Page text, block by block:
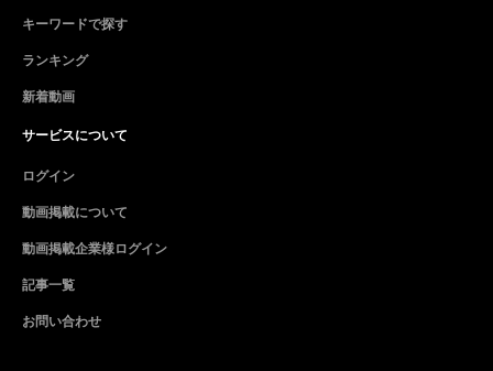
キーワードで探す
ランキング
新着動画
サービスについて
ログイン
動画掲載について
動画掲載企業様ログイン
記事一覧
お問い合わせ